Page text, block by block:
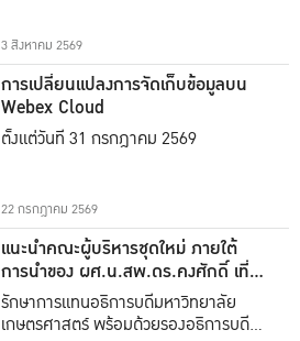
3 สิงหาคม 2569
การเปลี่ยนแปลงการจัดเก็บข้อมูลบน
Webex Cloud
ตั้งแต่วันที่ 31 กรกฎาคม 2569
22 กรกฎาคม 2569
แนะนำคณะผู้บริหารชุดใหม่ ภายใต้
การนำของ ผศ.น.สพ.ดร.คงศักดิ์ เที่ยง
ธรรม
รักษาการแทนอธิการบดีมหาวิทยาลัย
เกษตรศาสตร์ พร้อมด้วยรองอธิการบดีทั้ง